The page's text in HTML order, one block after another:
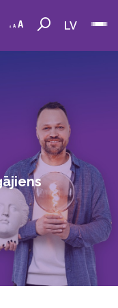
LV